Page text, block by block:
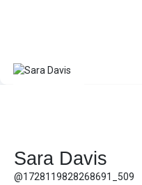
Sara Davis
@1728119828268691_509